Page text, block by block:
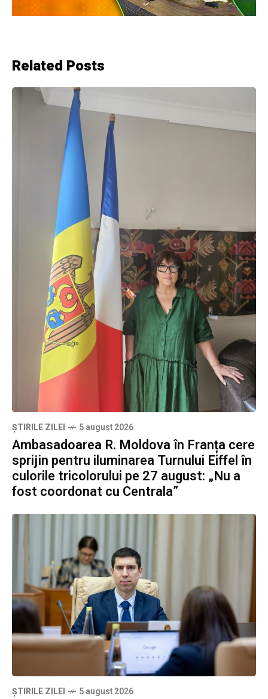
Related Posts
ȘTIRILE ZILEI 5 august 2026
Ambasadoarea R. Moldova în Franța cere
sprijin pentru iluminarea Turnului Eiffel în
culorile tricolorului pe 27 august: „Nu a
fost coordonat cu Centrala”
ȘTIRILE ZILEI 5 august 2026